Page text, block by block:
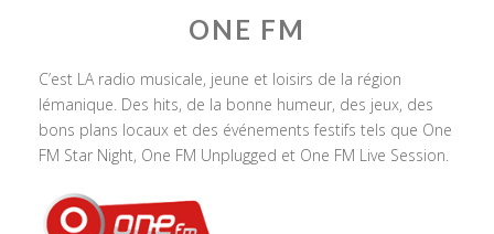
ONE FM
C’est LA radio musicale, jeune et loisirs de la région
lémanique. Des hits, de la bonne humeur, des jeux, des
bons plans locaux et des événements festifs tels que One
FM Star Night, One FM Unplugged et One FM Live Session.